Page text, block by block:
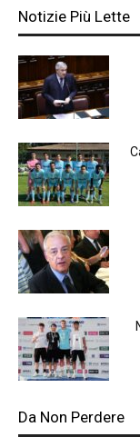
Notizie Più Lette
Da Non Perdere